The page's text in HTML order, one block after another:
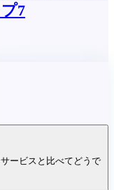
7
ービスと比べてどうで